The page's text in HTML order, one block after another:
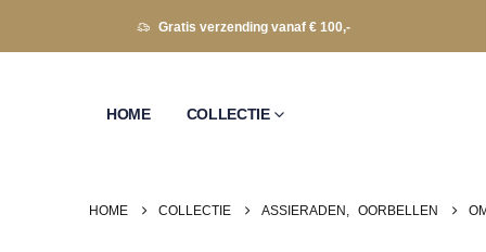
Gratis verzending vanaf € 100,-
HOME COLLECTIE
HOME COLLECTIE ASSIERADEN , OORBELLEN